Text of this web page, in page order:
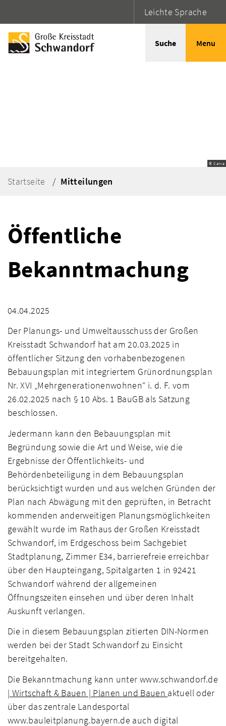
Leichte Sprache
Suche Menu
© Canva
Startseite Mitteilungen
Öffentliche
Bekanntmachung
04.04.2025
Der Planungs- und Umweltausschuss der Großen
Kreisstadt Schwandorf hat am 20.03.2025 in
öffentlicher Sitzung den vorhabenbezogenen
Bebauungsplan mit integriertem Grünordnungsplan
Nr. XVI „Mehrgenerationenwohnen“ i. d. F. vom
26.02.2025 nach § 10 Abs. 1 BauGB als Satzung
beschlossen.
Jedermann kann den Bebauungsplan mit
Begründung sowie die Art und Weise, wie die
Ergebnisse der Öffentlichkeits- und
Behördenbeteiligung in dem Bebauungsplan
berücksichtigt wurden und aus welchen Gründen der
Plan nach Abwägung mit den geprüften, in Betracht
kommenden anderweitigen Planungsmöglichkeiten
gewählt wurde im Rathaus der Großen Kreisstadt
Schwandorf, im Erdgeschoss beim Sachgebiet
Stadtplanung, Zimmer E34, barrierefreie erreichbar
über den Haupteingang, Spitalgarten 1 in 92421
Schwandorf während der allgemeinen
Öffnungszeiten einsehen und über deren Inhalt
Auskunft verlangen.
Die in diesem Bebauungsplan zitierten DIN-Normen
werden bei der Stadt Schwandorf zu Einsicht
bereitgehalten.
Die Bekanntmachung kann unter www.schwandorf.de
| Wirtschaft & Bauen | Planen und Bauen aktuell oder
über das zentrale Landesportal
www.bauleitplanung.bayern.de auch digital